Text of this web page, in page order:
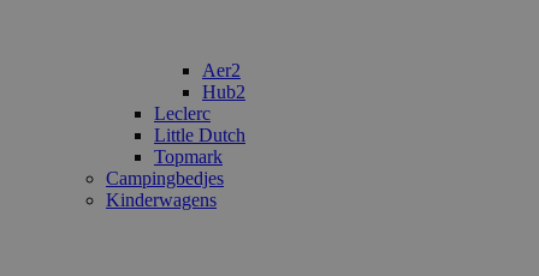
Aer2
Hub2
Leclerc
Little Dutch
Topmark
Campingbedjes
Kinderwagens